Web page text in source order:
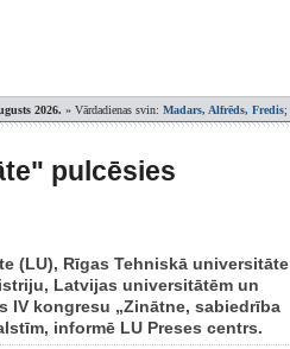
2026. » Vārdadienas svin: Madars, Alfrēds, Fredis;
pulcēsies
(LU), Rīgas Tehniskā universitāte
Latvijas universitātēm un
IV kongresu „Zinātne, sabiedrība
informē LU Preses centrs.